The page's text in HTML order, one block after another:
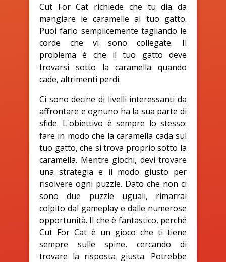
Cut For Cat richiede che tu dia da
mangiare le caramelle al tuo gatto.
Puoi farlo semplicemente tagliando le
corde che vi sono collegate. Il
problema è che il tuo gatto deve
trovarsi sotto la caramella quando
cade, altrimenti perdi.
Ci sono decine di livelli interessanti da
affrontare e ognuno ha la sua parte di
sfide. L'obiettivo è sempre lo stesso:
fare in modo che la caramella cada sul
tuo gatto, che si trova proprio sotto la
caramella. Mentre giochi, devi trovare
una strategia e il modo giusto per
risolvere ogni puzzle. Dato che non ci
sono due puzzle uguali, rimarrai
colpito dal gameplay e dalle numerose
opportunità. Il che è fantastico, perché
Cut For Cat è un gioco che ti tiene
sempre sulle spine, cercando di
trovare la risposta giusta. Potrebbe